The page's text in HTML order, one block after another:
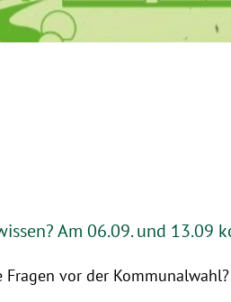
Am 06.09. und 13.09
Fragen vor der Kommunalwahl?